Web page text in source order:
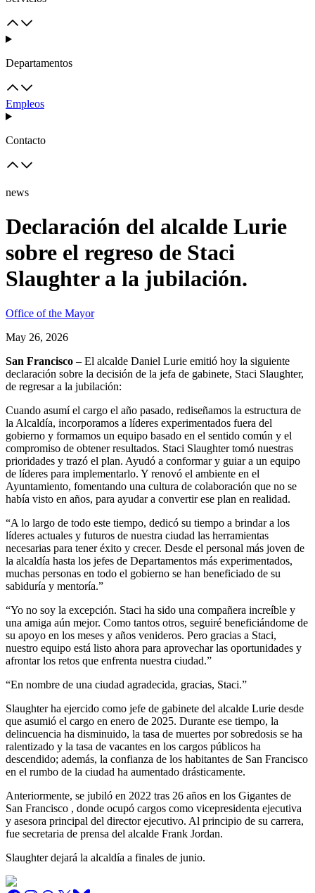
Departamentos
Empleos
Contacto
news
Declaración del alcalde Lurie
sobre el regreso de Staci
Slaughter a la jubilación.
Office of the Mayor
May 26, 2026
San Francisco – El alcalde Daniel Lurie emitió hoy la siguiente
declaración sobre la decisión de la jefa de gabinete, Staci Slaughter,
de regresar a la jubilación:
Cuando asumí el cargo el año pasado, rediseñamos la estructura de
la Alcaldía, incorporamos a líderes experimentados fuera del
gobierno y formamos un equipo basado en el sentido común y el
compromiso de obtener resultados. Staci Slaughter tomó nuestras
prioridades y trazó el plan. Ayudó a conformar y guiar a un equipo
de líderes para implementarlo. Y renovó el ambiente en el
Ayuntamiento, fomentando una cultura de colaboración que no se
había visto en años, para ayudar a convertir ese plan en realidad.
“A lo largo de todo este tiempo, dedicó su tiempo a brindar a los
líderes actuales y futuros de nuestra ciudad las herramientas
necesarias para tener éxito y crecer. Desde el personal más joven de
la alcaldía hasta los jefes de Departamentos más experimentados,
muchas personas en todo el gobierno se han beneficiado de su
sabiduría y mentoría.”
“Yo no soy la excepción. Staci ha sido una compañera increíble y
una amiga aún mejor. Como tantos otros, seguiré beneficiándome de
su apoyo en los meses y años venideros. Pero gracias a Staci,
nuestro equipo está listo ahora para aprovechar las oportunidades y
afrontar los retos que enfrenta nuestra ciudad.”
“En nombre de una ciudad agradecida, gracias, Staci.”
Slaughter ha ejercido como jefe de gabinete del alcalde Lurie desde
que asumió el cargo en enero de 2025. Durante ese tiempo, la
delincuencia ha disminuido, la tasa de muertes por sobredosis se ha
ralentizado y la tasa de vacantes en los cargos públicos ha
descendido; además, la confianza de los habitantes de San Francisco
en el rumbo de la ciudad ha aumentado drásticamente.
Anteriormente, se jubiló en 2022 tras 26 años en los Gigantes de
San Francisco , donde ocupó cargos como vicepresidenta ejecutiva
y asesora principal del director ejecutivo. Al principio de su carrera,
fue secretaria de prensa del alcalde Frank Jordan.
Slaughter dejará la alcaldía a finales de junio.